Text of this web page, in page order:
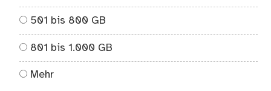
501 bis 800 GB
801 bis 1.000 GB
Mehr